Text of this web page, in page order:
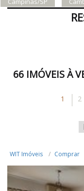
66 IMÓVEIS À
1 2
WIT Imóveis Comprar